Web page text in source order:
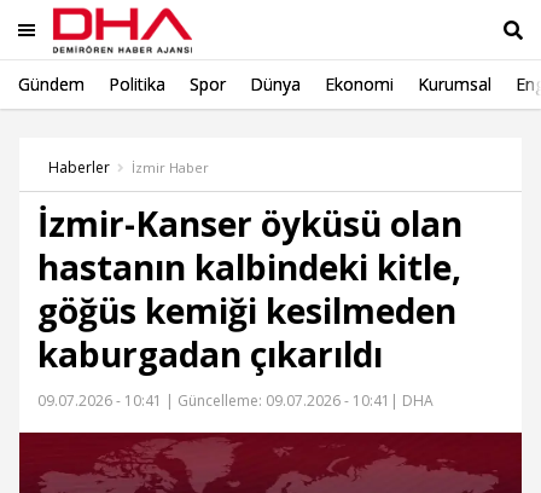
Gündem Politika Spor Dünya Ekonomi Kurumsal
Haberler İzmir Haber
İzmir-Kanser öyküsü olan
hastanın kalbindeki kitle,
göğüs kemiği kesilmeden
kaburgadan çıkarıldı
09.07.2026 - 10:41 | Güncelleme: 09.07.2026 - 10:41 | DHA